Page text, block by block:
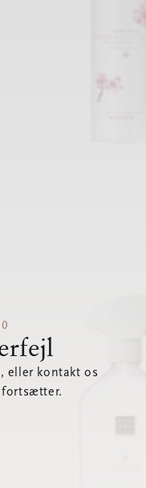
eller kontakt os
fortsætter.